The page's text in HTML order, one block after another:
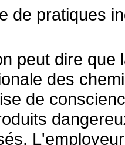
de pratiques
peut dire
des
de